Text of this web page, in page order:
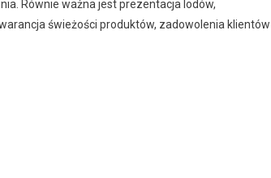
Równie ważna jest prezentacja lodów,
świeżości produktów, zadowolenia